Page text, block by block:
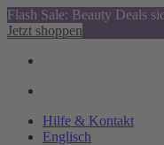
Flash Sale: Beauty Deals
Jetzt shoppen
Hilfe & Kontakt
Englisch